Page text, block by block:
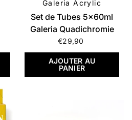
APERÇU RAPIDE
Galeria Acrylic
Set de Tubes 5x60ml
Galeria Quadichromie
€29,90
AJOUTER AU
PANIER